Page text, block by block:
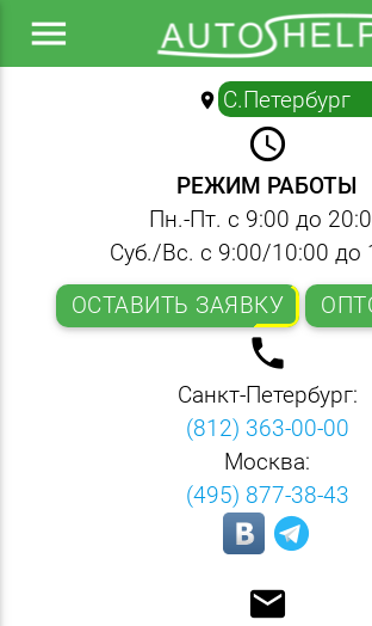
menu
location_on ▼
query_builder
РЕЖИМ РАБОТЫ
Пн.-Пт. с 9:00 до
Суб./Вс. с 9:00/10:00 до
ОСТАВИТЬ ЗАЯВКУ
local_phone
Санкт-Петербург:
(812) 363-00-00
Москва:
(495) 877-38-43
email